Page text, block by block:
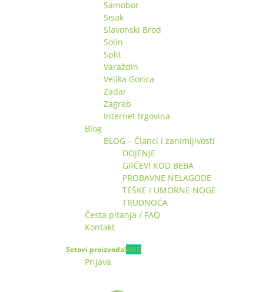
Samobor
Sisak
Slavonski Brod
Solin
Split
Varaždin
Velika Gorica
Zadar
Zagreb
Internet trgovina
Blog
BLOG – Članci i zanimljivosti
DOJENJE
GRČEVI KOD BEBA
PROBAVNE NELAGODE
TEŠKE I UMORNE NOGE
TRUDNOĆA
Česta pitanja / FAQ
Kontakt
Setovi proizvoda!HOT!
Prijava